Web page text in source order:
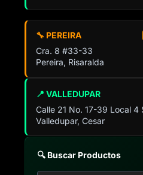
📍 VALLEDUPAR
Calle 21 No. 17-39 Local 4
Valledupar, Cesar
🔧 PEREIRA
Cra. 8 #33-33
Pereira, Risaralda
🔍 Buscar Productos